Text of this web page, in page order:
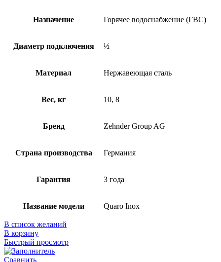
Назначение Горячее водоснабжение (ГВС)
Диаметр подключения ½
Материал Нержавеющая сталь
Вес, кг 10, 8
Бренд Zehnder Group AG
Страна производства Германия
Гарантия 3 года
Название модели Quaro Inox
В список желаний
В корзину
Быстрый просмотр
Сравнить